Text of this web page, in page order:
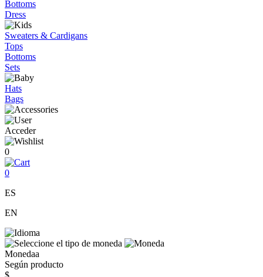
Bottoms
Dress
Sweaters & Cardigans
Tops
Bottoms
Sets
Hats
Bags
Acceder
0
0
ES
EN
Monedaa
Según producto
$